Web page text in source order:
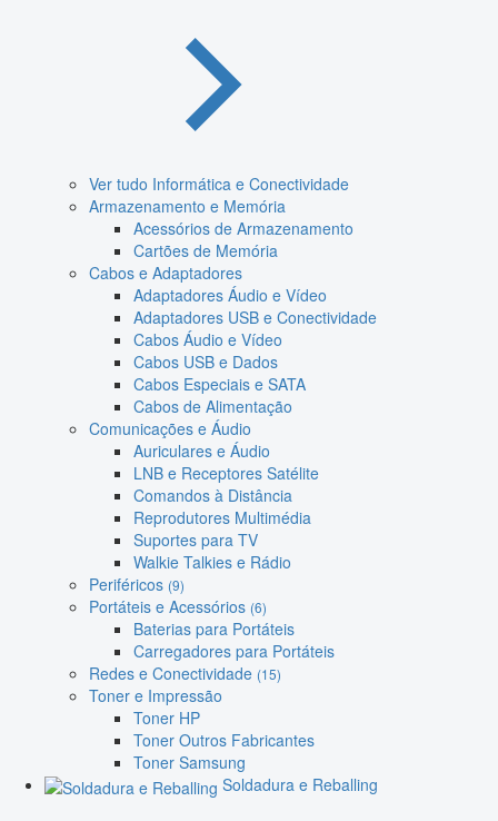
Ver tudo Informática e Conectividade
Armazenamento e Memória
Acessórios de Armazenamento
Cartões de Memória
Cabos e Adaptadores
Adaptadores Áudio e Vídeo
Adaptadores USB e Conectividade
Cabos Áudio e Vídeo
Cabos USB e Dados
Cabos Especiais e SATA
Cabos de Alimentação
Comunicações e Áudio
Auriculares e Áudio
LNB e Receptores Satélite
Comandos à Distância
Reprodutores Multimédia
Suportes para TV
Walkie Talkies e Rádio
Periféricos (9)
Portáteis e Acessórios (6)
Baterias para Portáteis
Carregadores para Portáteis
Redes e Conectividade (15)
Toner e Impressão
Toner HP
Toner Outros Fabricantes
Toner Samsung
Soldadura e Reballing